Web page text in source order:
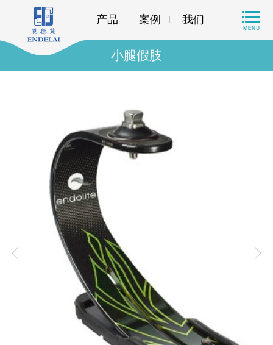
产品 案例 我们
小腿假肢